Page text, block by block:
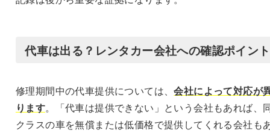
代車は出る？レンタカー会社への確認ポイント
修理期間中の代車提供については、会社によって対応が
ります。「代車は提供できない」という会社もあれば、
クラスの車を無償または低価格で提供してくれる会社も